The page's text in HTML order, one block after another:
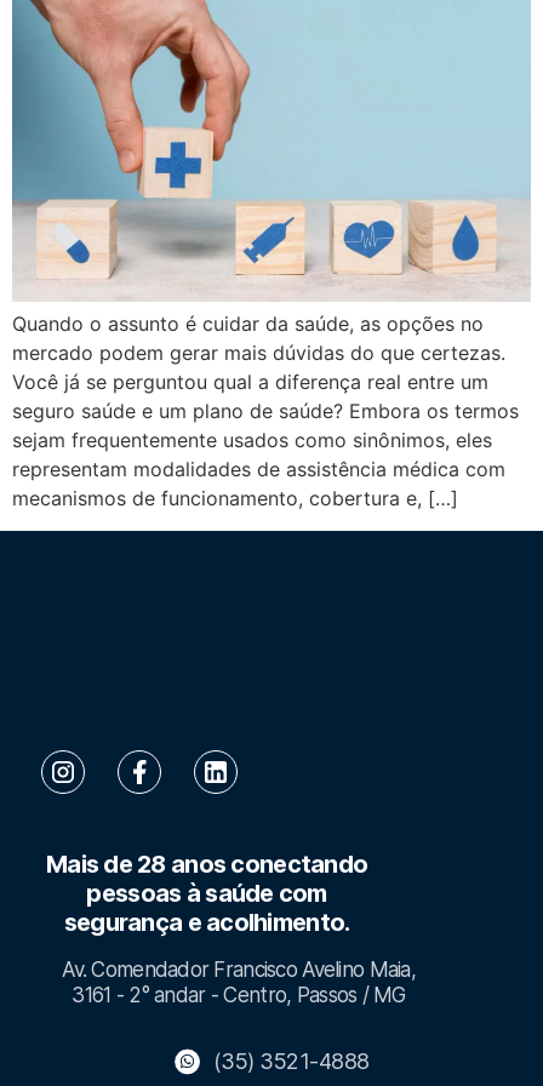
Quando o assunto é cuidar da saúde, as opções no
mercado podem gerar mais dúvidas do que certezas.
Você já se perguntou qual a diferença real entre um
seguro saúde e um plano de saúde? Embora os termos
sejam frequentemente usados como sinônimos, eles
representam modalidades de assistência médica com
mecanismos de funcionamento, cobertura e, […]
Mais de 28 anos conectando
pessoas à saúde com
segurança e acolhimento.
Av. Comendador Francisco Avelino Maia,
3161 - 2° andar - Centro, Passos / MG
(35) 3521-4888